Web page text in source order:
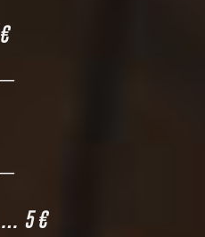
—
—
… 5 €